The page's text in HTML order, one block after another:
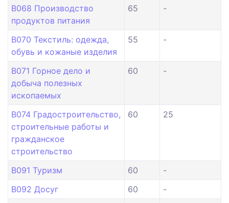
B068 Производство
продуктов питания
65 -
B070 Текстиль: одежда,
обувь и кожаные изделия
55 -
B071 Горное дело и
добыча полезных
ископаемых
60 -
B074 Градостроительство,
строительные работы и
гражданское
строительство
60 25
B091 Туризм 60
-
B092 Досуг
60
-